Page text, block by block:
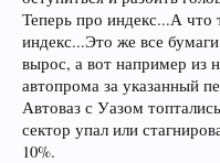
Теперь про индекс...А что
индекс...Это же все
вырос, а вот например из
автопрома за указанный
Автоваз с Уазом
сектор упал или
10%.